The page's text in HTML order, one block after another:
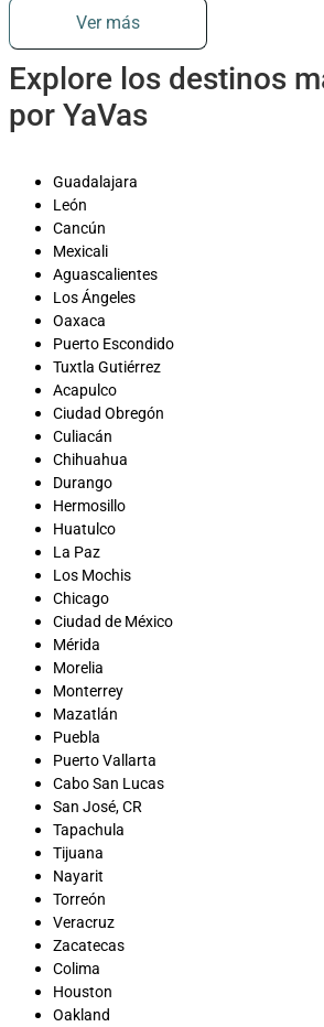
Ver más
Explore los destinos
por YaVas
Guadalajara
León
Cancún
Mexicali
Aguascalientes
Los Ángeles
Oaxaca
Puerto Escondido
Tuxtla Gutiérrez
Acapulco
Ciudad Obregón
Culiacán
Chihuahua
Durango
Hermosillo
Huatulco
La Paz
Los Mochis
Chicago
Ciudad de México
Mérida
Morelia
Monterrey
Mazatlán
Puebla
Puerto Vallarta
Cabo San Lucas
San José, CR
Tapachula
Tijuana
Nayarit
Torreón
Veracruz
Zacatecas
Colima
Houston
Oakland